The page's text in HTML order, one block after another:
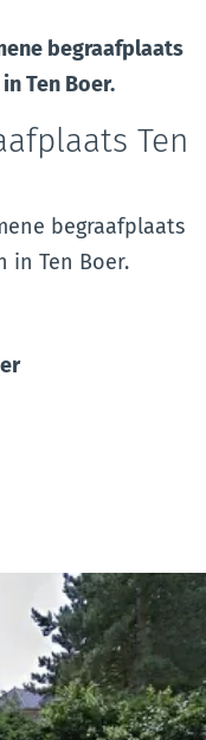
begraafplaats
Ten Boer.
Ten
begraafplaats
in Ten Boer.